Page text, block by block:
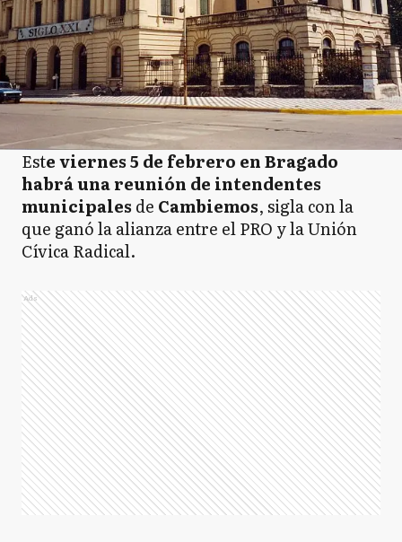
Este viernes 5 de febrero en Bragado
habrá una reunión de intendentes
municipales de Cambiemos, sigla con la
que ganó la alianza entre el PRO y la Unión
Cívica Radical.
Ads